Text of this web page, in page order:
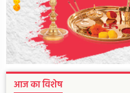
आज का विशेष